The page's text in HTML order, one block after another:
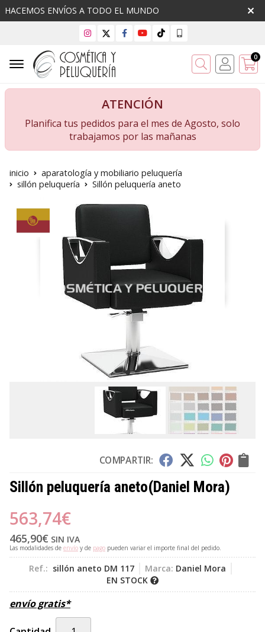
HACEMOS ENVÍOS A TODO EL MUNDO
Buscar 0
ATENCIÓN
Planifica tus pedidos para el mes de Agosto, solo
trabajamos por las mañanas
inicio
aparatología y mobiliario peluquería
sillón peluquería
Sillón peluquería aneto
COMPARTIR:
Sillón peluquería aneto(Daniel Mora)
563,74€
465,90€ SIN IVA
Las modalidades de envío y de pago pueden variar el importe final del pedido.
Ref.: sillón aneto DM 117 Marca: Daniel Mora
EN STOCK
envío gratis*